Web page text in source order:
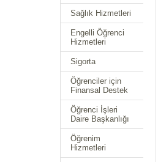
Sağlık Hizmetleri
Engelli Öğrenci
Hizmetleri
Sigorta
Öğrenciler için
Finansal Destek
Öğrenci İşleri
Daire Başkanlığı
Öğrenim
Hizmetleri